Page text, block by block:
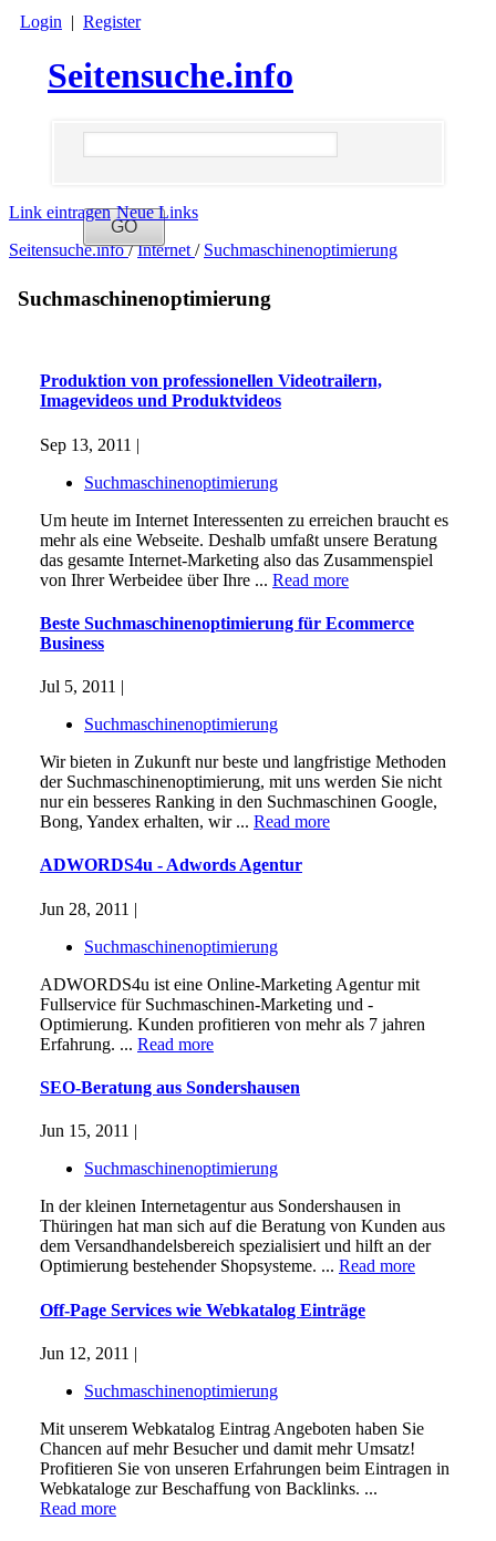
Login | Register
Seitensuche.info
Link eintragen Neue Links
Seitensuche.info/ Internet / Suchmaschinenoptimierung
Suchmaschinenoptimierung
Produktion von professionellen Videotrailern,
Imagevideos und Produktvideos
Sep 13, 2011 |
Suchmaschinenoptimierung
Um heute im Internet Interessenten zu erreichen braucht es
mehr als eine Webseite. Deshalb umfaßt unsere Beratung
das gesamte Internet-Marketing also das Zusammenspiel
von Ihrer Werbeidee über Ihre ... Read more
Beste Suchmaschinenoptimierung für Ecommerce
Business
Jul 5, 2011 |
Suchmaschinenoptimierung
Wir bieten in Zukunft nur beste und langfristige Methoden
der Suchmaschinenoptimierung, mit uns werden Sie nicht
nur ein besseres Ranking in den Suchmaschinen Google,
Bong, Yandex erhalten, wir ... Read more
ADWORDS4u - Adwords Agentur
Jun 28, 2011 |
Suchmaschinenoptimierung
ADWORDS4u ist eine Online-Marketing Agentur mit
Fullservice für Suchmaschinen-Marketing und -
Optimierung. Kunden profitieren von mehr als 7 jahren
Erfahrung. ... Read more
SEO-Beratung aus Sondershausen
Jun 15, 2011 |
Suchmaschinenoptimierung
In der kleinen Internetagentur aus Sondershausen in
Thüringen hat man sich auf die Beratung von Kunden aus
dem Versandhandelsbereich spezialisiert und hilft an der
Optimierung bestehender Shopsysteme. ... Read more
Off-Page Services wie Webkatalog Einträge
Jun 12, 2011 |
Suchmaschinenoptimierung
Mit unserem Webkatalog Eintrag Angeboten haben Sie
Chancen auf mehr Besucher und damit mehr Umsatz!
Profitieren Sie von unseren Erfahrungen beim Eintragen in
Webkataloge zur Beschaffung von Backlinks. ...
Read more